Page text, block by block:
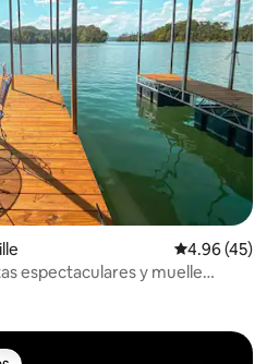
Calificación
4.96 (45)
espectaculares y muelle